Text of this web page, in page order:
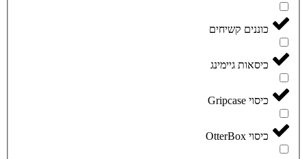
כוננים קשיחים
כיסאות גיימינג
כיסוי Gripcase
כיסוי OtterBox